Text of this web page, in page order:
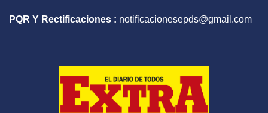
PQR Y Rectificaciones : notificacionesepds@gmail.com